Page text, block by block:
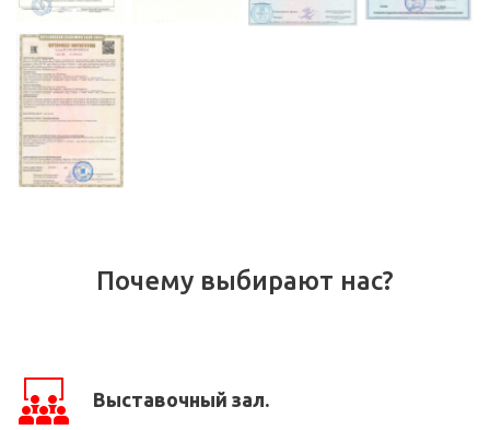
Почему выбирают нас?
Выставочный зал.